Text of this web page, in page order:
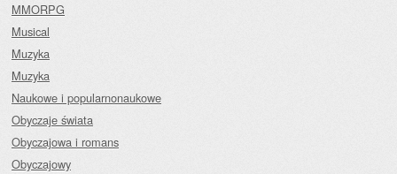
MMORPG
Musical
Muzyka
Muzyka
Naukowe i popularnonaukowe
Obyczaje świata
Obyczajowa i romans
Obyczajowy